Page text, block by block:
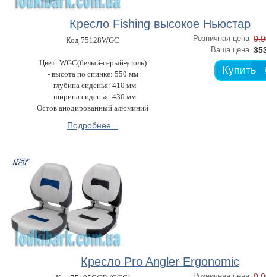
Кресло Fishing высокое Ньюстар
Код 75128WGC
Цвет: WGC(белый-серый-уголь)
- высота по спинке: 550 мм
- глубина сиденья: 410 мм
- ширина сиденья: 430 мм
Остов анодированный алюминий
Подробнее...
Розничная цена
Ваша цена
Кресло Pro Angler Ergonomic